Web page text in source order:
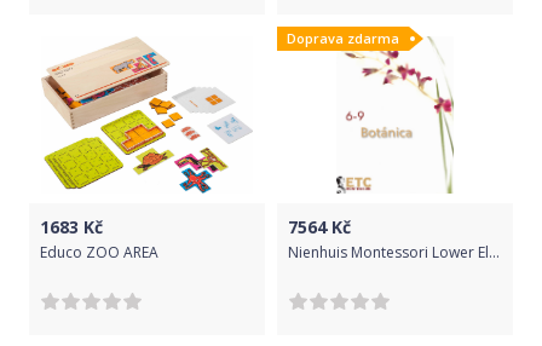
1683 Kč
Educo ZOO AREA
Doprava zdarma
7564Kč
Nienhuis Montessori Lower Elementary Botany Nomenclature